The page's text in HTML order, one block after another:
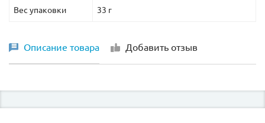
Вес упаковки 33 г
Описание товара Добавить отзыв